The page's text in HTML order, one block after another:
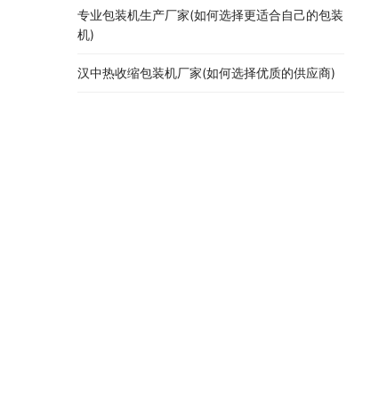
专业包装机生产厂家(如何选择更适合自己的包装
机)
汉中热收缩包装机厂家(如何选择优质的供应商)